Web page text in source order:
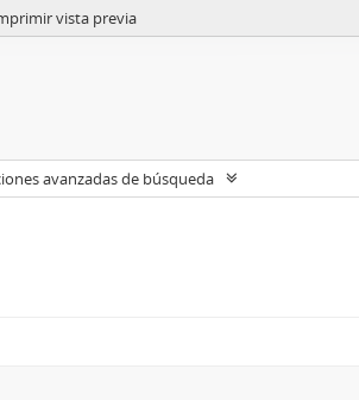
vista previa
avanzadas de búsqueda